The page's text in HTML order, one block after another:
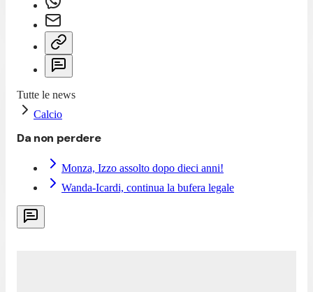
Tutte le news
Calcio
Da non perdere
Monza, Izzo assolto dopo dieci anni!
Wanda-Icardi, continua la bufera legale